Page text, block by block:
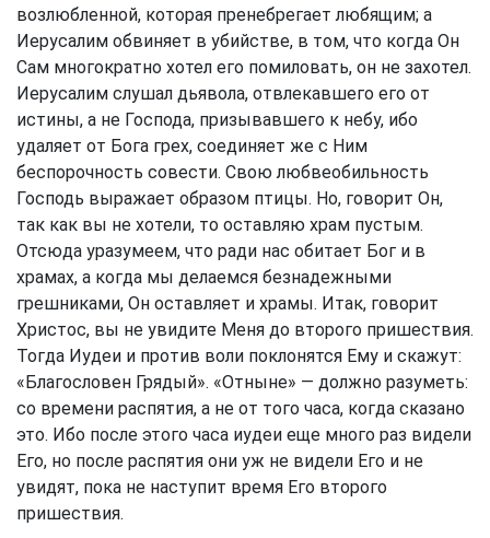
возлюбленной, которая пренебрегает любящим; а
Иерусалим обвиняет в убийстве, в том, что когда Он
Сам многократно хотел его помиловать, он не захотел.
Иерусалим слушал дьявола, отвлекавшего его от
истины, а не Господа, призывавшего к небу, ибо
удаляет от Бога грех, соединяет же с Ним
беспорочность совести. Свою любвеобильность
Господь выражает образом птицы. Но, говорит Он,
так как вы не хотели, то оставляю храм пустым.
Отсюда уразумеем, что ради нас обитает Бог и в
храмах, а когда мы делаемся безнадежными
грешниками, Он оставляет и храмы. Итак, говорит
Христос, вы не увидите Меня до второго пришествия.
Тогда Иудеи и против воли поклонятся Ему и скажут:
«Благословен Грядый». «Отныне» — должно разуметь:
со времени распятия, а не от того часа, когда сказано
это. Ибо после этого часа иудеи еще много раз видели
Его, но после распятия они уж не видели Его и не
увидят, пока не наступит время Его второго
пришествия.